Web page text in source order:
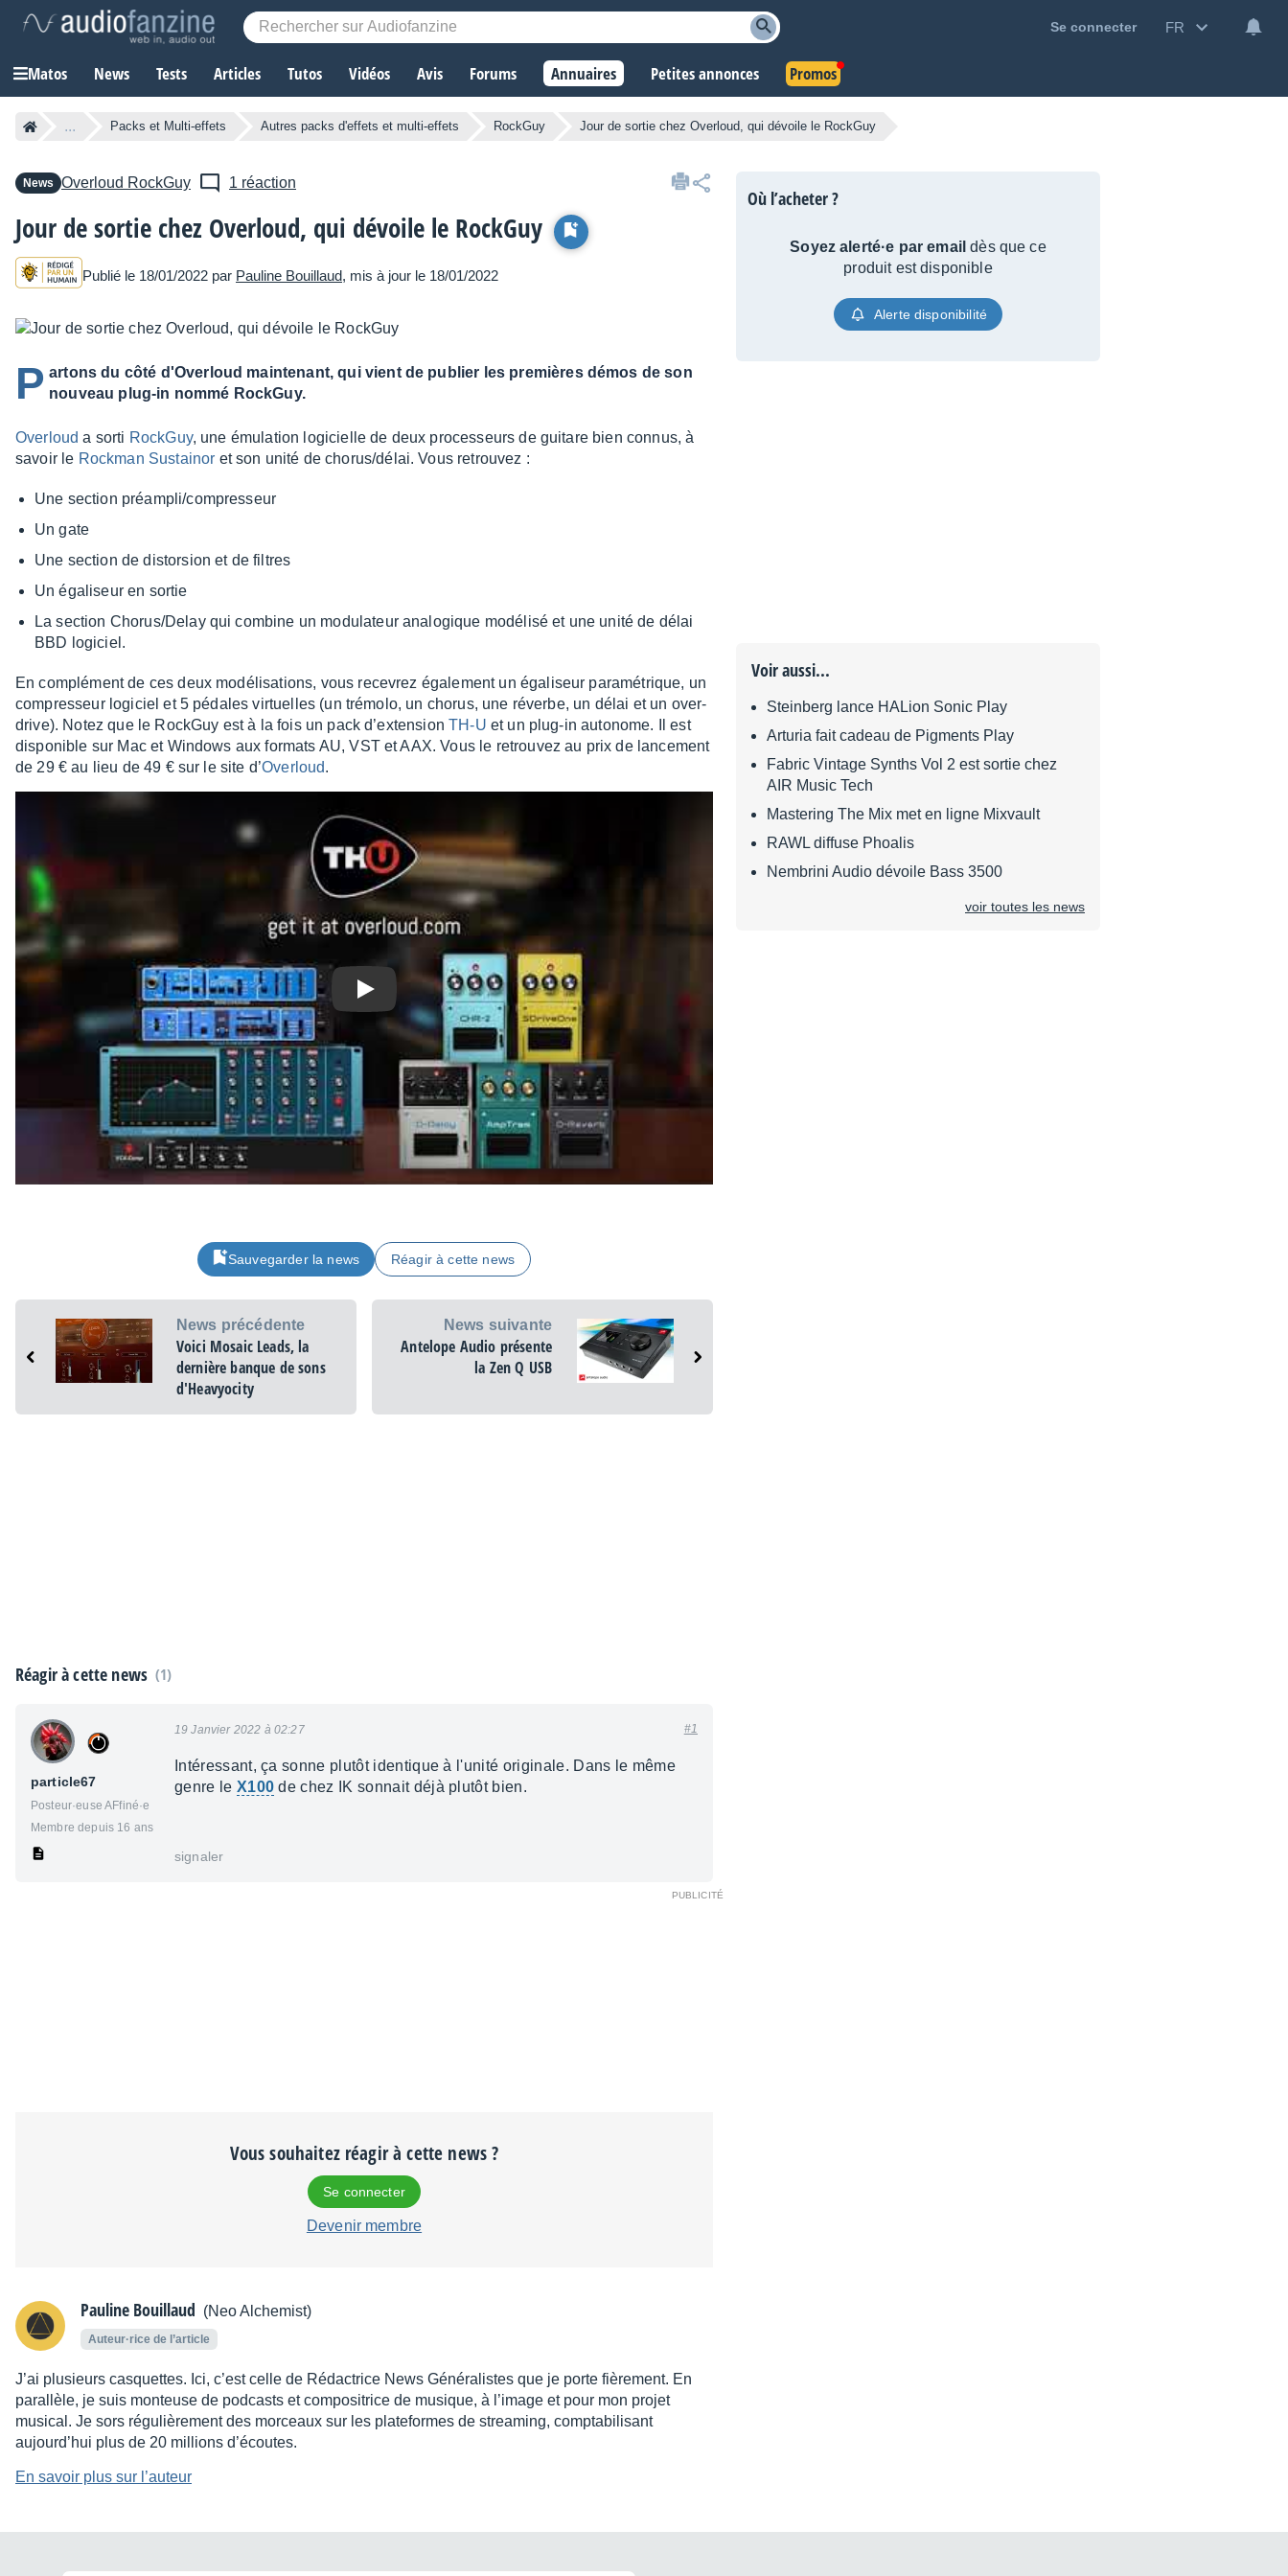
Se connecter FR
Matos News Tests Articles Tutos Vidéos Avis Forums Annuaires Petites annonces Promos
... Packs et Multi-effets Autres packs d'effets et multi-effets RockGuy Jour de sortie chez Overloud, qui dévoile le RockGuy
News Overloud RockGuy 1 réaction
Jour de sortie chez Overloud, qui dévoile le RockGuy
Publié le 18/01/2022 par Pauline Bouillaud, mis à jour le 18/01/2022
P artons du côté d'Overloud maintenant, qui vient de publier les premières démos de son
nouveau plug-in nommé RockGuy.
Over­loud a sorti Rock­Guy, une émula­tion logi­cielle de deux proces­seurs de guitare bien connus, à
savoir le Rock­man Sustai­nor et son unité de chorus/délai. Vous retrou­vez :
Une section préam­pli/compres­seur
Un gate
Une section de distor­sion et de filtres
Un égali­seur en sortie
La section Chorus/Delay qui combine un modu­la­teur analo­gique modé­lisé et une unité de délai
BBD logi­ciel.
En complé­ment de ces deux modé­li­sa­tions, vous rece­vrez égale­ment un égali­seur para­mé­trique, un
compres­seur logi­ciel et 5 pédales virtuelles (un trémolo, un chorus, une réverbe, un délai et un over­
drive). Notez que le Rock­Guy est à la fois un pack d’ex­ten­sionTH-U et un plug-in auto­nome. Il est
dispo­nible sur Mac et Windows aux formats AU, VST et AAX. Vous le retrou­vez au prix de lance­ment
de 29 € au lieu de 49 € sur le site d’Over­loud.
Play
Sauvegarder la news Réagir à cette news
News précédente
Voici Mosaic Leads, la
dernière banque de sons
d'Heavyocity
News suivante
Antelope Audio présente
la Zen Q USB
Réagir à cette news (1)
particle67
Posteur·euse AFfiné·e
Membre depuis 16 ans
19 Janvier 2022 à 02:27 #1
Intéressant, ça sonne plutôt identique à l'unité originale. Dans le même
genre le X100 de chez IK sonnait déjà plutôt bien.
signaler
Vous souhaitez réagir à cette news ?
Se connecter
Devenir membre
Pauline Bouillaud (Neo Alchemist)
Auteur·rice de l’article
J’ai plusieurs casquettes. Ici, c’est celle de Rédactrice News Généralistes que je porte fièrement. En
parallèle, je suis monteuse de podcasts et compositrice de musique, à l’image et pour mon projet
musical. Je sors régulièrement des morceaux sur les plateformes de streaming, comptabilisant
aujourd’hui plus de 20 millions d’écoutes.
En savoir plus sur l’auteur
Où l’acheter ?
Soyez alerté·e par email dès que ce
produit est disponible
Alerte disponibilité
Voir aussi...
Steinberg lance HALion Sonic Play
Arturia fait cadeau de Pigments Play
Fabric Vintage Synths Vol 2 est sortie chez
AIR Music Tech
Mastering The Mix met en ligne Mixvault
RAWL diffuse Phoalis
Nembrini Audio dévoile Bass 3500
voir toutes les news